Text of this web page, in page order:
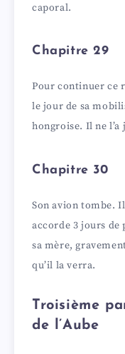
caporal.
Chapitre 29
Pour continuer ce
le jour de sa
hongroise. Il ne l’a
Chapitre 30
Son avion tombe. Il
accorde 3 jours de
sa mère,
qu’il la verra.
Troisième
de l’Aube